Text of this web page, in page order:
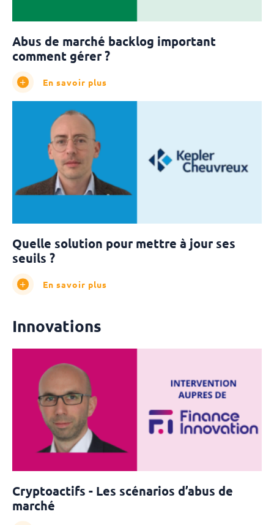
Abus de marché backlog important
comment gérer ?
En savoir plus
Quelle solution pour mettre à jour ses
seuils ?
En savoir plus
Innovations
Cryptoactifs - Les scénarios d’abus de
marché